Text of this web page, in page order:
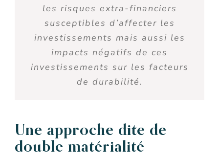
les risques extra-financiers
susceptibles d’affecter les
investissements mais aussi les
impacts négatifs de ces
investissements sur les facteurs
de durabilité.
Une approche dite de
double matérialité